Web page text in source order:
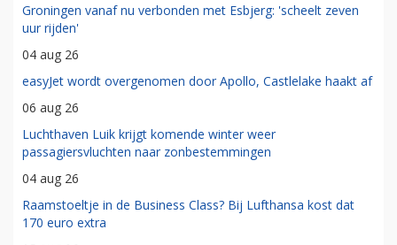
Groningen vanaf nu verbonden met Esbjerg: 'scheelt zeven
uur rijden'
04 aug 26
easyJet wordt overgenomen door Apollo, Castlelake haakt af
06 aug 26
Luchthaven Luik krijgt komende winter weer
passagiersvluchten naar zonbestemmingen
04 aug 26
Raamstoeltje in de Business Class? Bij Lufthansa kost dat
170 euro extra